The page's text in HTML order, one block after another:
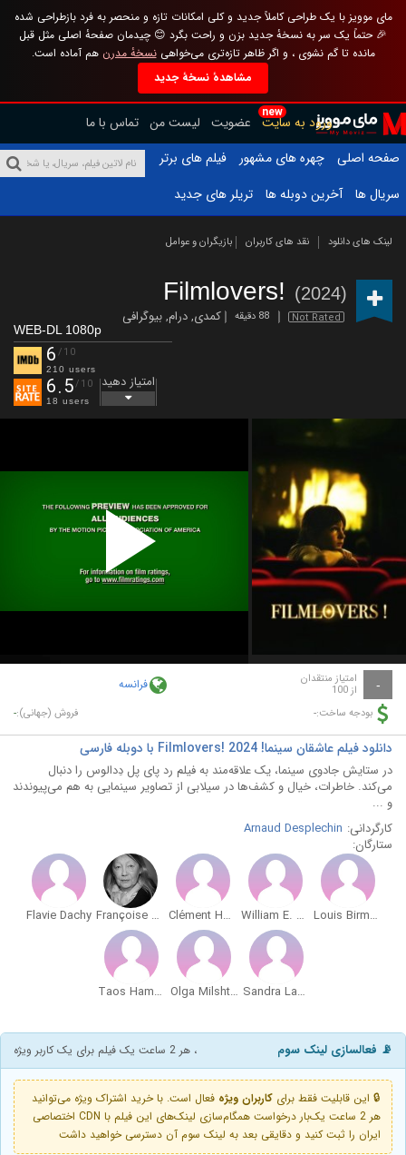
مای موویز با یک طراحی کاملاً جدید و کلی امکانات تازه و منحصر به فرد بازطراحی شده
🎉 حتماً یک سر به نسخهٔ جدید بزن و راحت بگرد 😊 چیدمان صفحهٔ اصلی مثل قبل
مانده تا گم نشوی ، و اگر ظاهر تازه‌تری می‌خواهینسخهٔ مدرن هم آماده است.
مشاهدهٔ نسخهٔ جدید
new
ورود به سایت عضویت لیست من تماس با ما
صفحه اصلی
چهره های مشهور
فیلم های برتر
سریال ها
آخرین دوبله ها تریلر های جدید
لینک های دانلود نقد های کاربران بازیگران و عوامل
Filmlovers! (2024)
Not Rated 88 دقیقه کمدی,درام,بیوگرافی
WEB-DL 1080p
6 /10
210 users
6.5/10
18 users
امتیاز دهید
Play
Video
- امتیاز منتقدان
از 100 فرانسه
بودجه ساخت:- فروش (جهانی):-
دانلود فیلم عاشقان سینما! Filmlovers! 2024 با دوبله فارسی
در ستایش جادوی سینما، یک علاقه‌مند به فیلم رد پای پل دِدالوس را دنبال
می‌کند. خاطرات، خیال و کشف‌ها در سیلابی از تصاویر سینمایی به هم می‌پیوندند
و ...
کارگردانی: Arnaud Desplechin
ستارگان:
Louis Birman
William E. Gates
Clément Hervieu-Léger
Françoise Lebrun
Flavie Dachy
Sandra Laugier
Olga Milshtein
Taos Hammoudi
📡 فعالسازی لینک سوم ، هر 2 ساعت یک فیلم برای یک کاربر ویژه
🔒 این قابلیت فقط برای کاربران ویژه فعال است. با خرید اشتراک ویژه می‌توانید
هر 2 ساعت یک‌بار درخواست همگام‌سازی لینک‌های این فیلم با CDN اختصاصی
ایران را ثبت کنید و دقایقی بعد به لینک سوم آن دسترسی خواهید داشت